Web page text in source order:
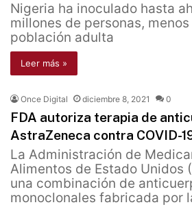
Nigeria ha inoculado hasta
millones de personas, menos
población adulta
Leer más »
Once Digital diciembre 8, 2021 0
FDA autoriza terapia de
AstraZeneca contra COVID-
La Administración de
Alimentos de Estado Unidos
una combinación de
monoclonales fabricada por